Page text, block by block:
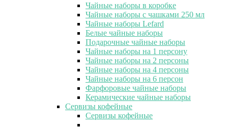
Чайные наборы в коробке
Чайные наборы с чашками 250 мл
Чайные наборы Lefard
Белые чайные наборы
Подарочные чайные наборы
Чайные наборы на 1 персону
Чайные наборы на 2 персоны
Чайные наборы на 4 персоны
Чайные наборы на 6 персон
Фарфоровые чайные наборы
Керамические чайные наборы
Сервизы кофейные
Сервизы кофейные